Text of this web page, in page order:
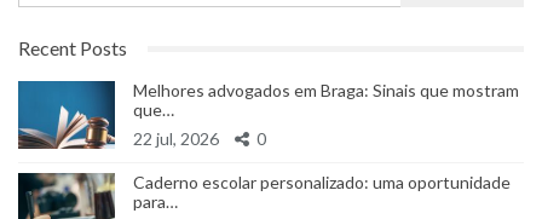
Recent Posts
Melhores advogados em Braga: Sinais que mostram
que…
22 jul, 2026
0
Caderno escolar personalizado: uma oportunidade
para…